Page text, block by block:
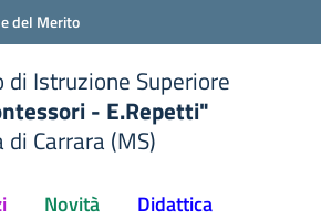
del Merito
Istruzione Superiore
- E.Repetti"
Carrara (MS)
Novità Didattica